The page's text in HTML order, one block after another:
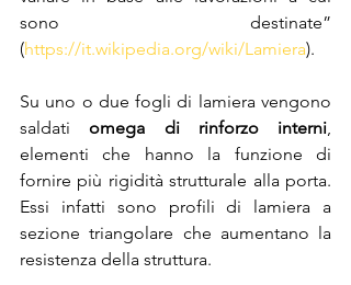
sono destinate”
(https://it.wikipedia.org/wiki/Lamiera).
Su uno o due fogli di lamiera vengono
saldati omega di rinforzo interni,
elementi che hanno la funzione di
fornire più rigidità strutturale alla porta.
Essi infatti sono profili di lamiera a
sezione triangolare che aumentano la
resistenza della struttura.